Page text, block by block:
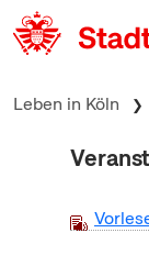
zum Inhalt springen
Leben in Köln